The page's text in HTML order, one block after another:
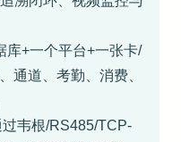
库+一个平台+一张卡/
通道、考勤、消费、
韦根/RS485/TCP-